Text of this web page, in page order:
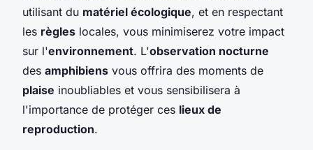
utilisant du matériel écologique, et en respectant
les règles locales, vous minimiserez votre impact
sur l'environnement. L'observation nocturne
des amphibiens vous offrira des moments de
plaise inoubliables et vous sensibilisera à
l'importance de protéger ces lieux de
reproduction.